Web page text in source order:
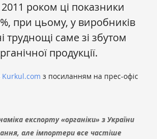
2011 роком ці показники
при цьому, у виробників
труднощі саме зі збутом
продукції.
Kurkul.com з посиланням на прес-офіс
експорту «органіки» з України
але імпортери все частіше